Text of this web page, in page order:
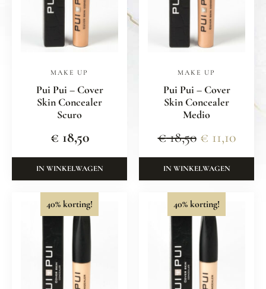
MAKE UP
Pui Pui – Cover
Skin Concealer
Scuro
€ 18,50
IN WINKELWAGEN
MAKE UP
Pui Pui – Cover
Skin Concealer
Medio
€18,50 € 11,10
IN WINKELWAGEN
40% korting! 40% korting!